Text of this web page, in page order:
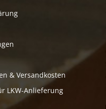
& Versandkosten
LKW-Anlieferung